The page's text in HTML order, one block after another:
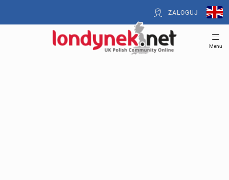
ZALOGUJ
Menu